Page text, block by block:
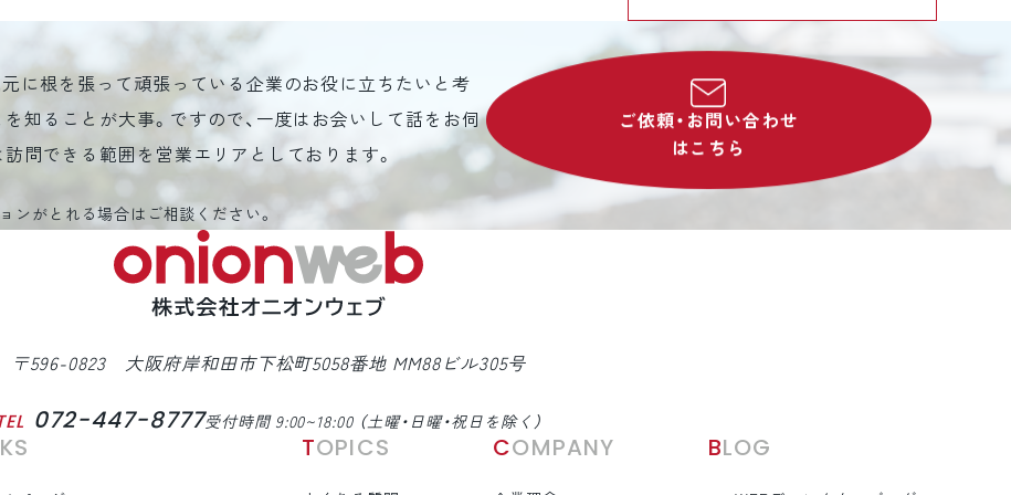
に根を張って頑張っている企業のお役に立ちたいと考
知ることが大事。ですので、一度はお会いして話をお伺
問できる範囲を営業エリアとしております。
がとれる場合はご相談ください。
ご依頼・お問い合わせ
はこちら
〒596-0823 大阪府岸和田市下松町5058番地 MM88ビル305号
072-447-8777受付時間 9:00~18:00 （土曜・日曜・祝日を除く）
TOPICS COMPANY BLOG